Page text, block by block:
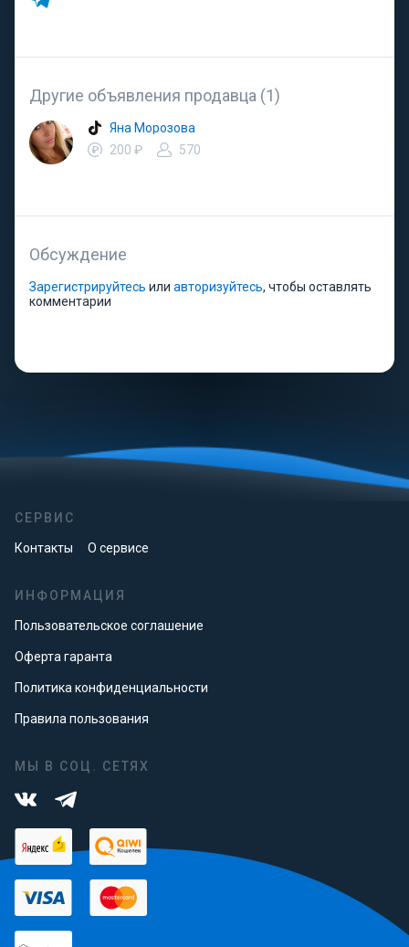
Другие объявления продавца (1)
Яна Морозова
200 ₽
570
Обсуждение
Зарегистрируйтесь или авторизуйтесь, чтобы оставлять
комментарии
СЕРВИС
Контакты О сервисе
ИНФОРМАЦИЯ
Пользовательское соглашение
Оферта гаранта
Политика конфиденциальности
Правила пользования
МЫ В СОЦ. СЕТЯХ